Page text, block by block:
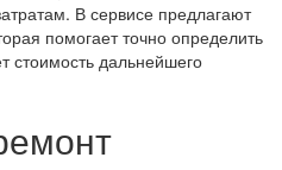
В сервисе предлагают
помогает точно определить
стоимость дальнейшего